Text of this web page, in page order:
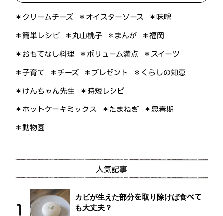
＊クリームチーズ ＊オイスターソース ＊味噌
＊簡単レシピ ＊丸山桃子 ＊まんが ＊福岡
＊おもてなし料理 ＊ボリューム満点 ＊スイーツ
＊子育て ＊チーズ ＊プレゼント ＊くらしの知恵
＊けんちゃん先生 ＊時短レシピ
＊ホットケーキミックス ＊たまねぎ ＊思春期
＊動物園
人気記事
カビが生えた部分を取り除けば食べて
も大丈夫？